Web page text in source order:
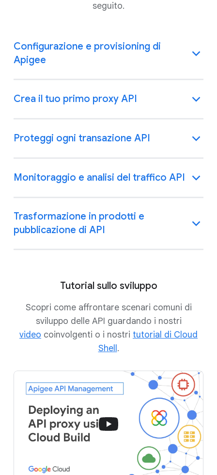
seguito.
Configurazione e provisioning di
Apigee
Crea il tuo primo proxy API
Proteggi ogni transazione API
Monitoraggio e analisi del traffico API
Trasformazione in prodotti e
pubblicazione di API
Tutorial sullo sviluppo
Scopri come affrontare scenari comuni di
sviluppo delle API guardando i nostri
video coinvolgenti o i nostri tutorial di Cloud
Shell .